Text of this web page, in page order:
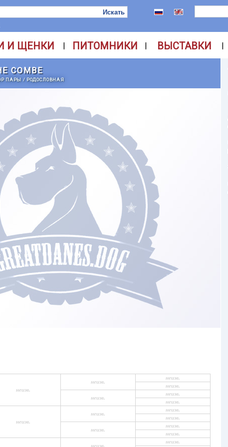
И ЩЕНКИ | ПИТОМНИКИ | ВЫСТАВКИ |
COMBE
ПАРЫ / РОДОСЛОВНАЯ
неизв.
неизв.
неизв.
неизв.
неизв.
неизв.
неизв.
неизв.
неизв.
неизв.
неизв.
неизв.
неизв.
неизв.
неизв.
неизв.